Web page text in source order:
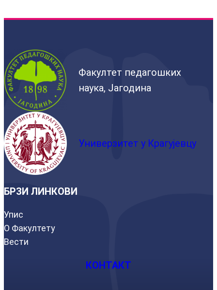
Факултет педагошких
наука, Јагодина
Универзитет у Крагујевцу
БРЗИ ЛИНКОВИ
Упис
О Факултету
Вести
КОНТАКТ